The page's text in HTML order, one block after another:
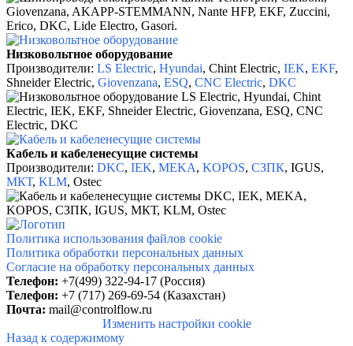
Низковольтное оборудование
Производители: LS Electric, Hyundai, Сhint Electric, IEK, EKF,
Shneider Electric, Giovenzana, ESQ, CNC Electric, DKC
Кабель и кабеленесущие системы
Производители: DKC, IEK, MEKA, KOPOS, СЗПК, IGUS,
МКТ, KLM, Ostec
Политика использования файлов cookie
Политика обработки персональных данных
Согласие на обработку персональных данных
Телефон: +7(499) 322-94-17 (Россия)
Телефон: +7 (717) 269-69-54 (Казахстан)
Почта: mail@controlflow.ru
Изменить настройки cookie
Назад к содержимому